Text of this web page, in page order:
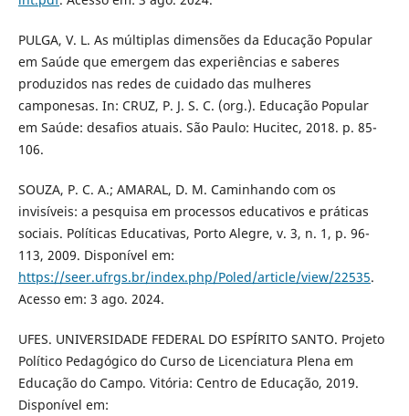
PULGA, V. L. As múltiplas dimensões da Educação Popular
em Saúde que emergem das experiências e saberes
produzidos nas redes de cuidado das mulheres
camponesas. In: CRUZ, P. J. S. C. (org.). Educação Popular
em Saúde: desafios atuais. São Paulo: Hucitec, 2018. p. 85-
106.
SOUZA, P. C. A.; AMARAL, D. M. Caminhando com os
invisíveis: a pesquisa em processos educativos e práticas
sociais. Políticas Educativas, Porto Alegre, v. 3, n. 1, p. 96-
113, 2009. Disponível em:
https://seer.ufrgs.br/index.php/Poled/article/view/22535.
Acesso em: 3 ago. 2024.
UFES. UNIVERSIDADE FEDERAL DO ESPÍRITO SANTO. Projeto
Político Pedagógico do Curso de Licenciatura Plena em
Educação do Campo. Vitória: Centro de Educação, 2019.
Disponível em: